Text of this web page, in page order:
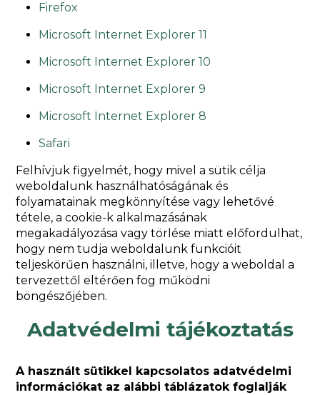
Firefox
Microsoft Internet Explorer 11
Microsoft Internet Explorer 10
Microsoft Internet Explorer 9
Microsoft Internet Explorer 8
Safari
Felhívjuk figyelmét, hogy mivel a sütik célja
weboldalunk használhatóságának és
folyamatainak megkönnyítése vagy lehetővé
tétele, a cookie-k alkalmazásának
megakadályozása vagy törlése miatt előfordulhat,
hogy nem tudja weboldalunk funkcióit
teljeskörűen használni, illetve, hogy a weboldal a
tervezettől eltérően fog működni
böngészőjében.
Adatvédelmi tájékoztatás
A használt sütikkel kapcsolatos adatvédelmi
információkat az alábbi táblázatok foglalják